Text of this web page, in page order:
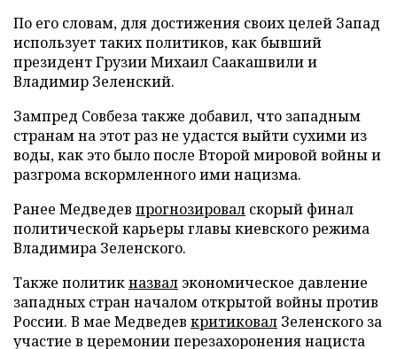
По его словам, для достижения своих целей Запад
использует таких политиков, как бывший
президент Грузии Михаил Саакашвили и
Владимир Зеленский.
Зампред Совбеза также добавил, что западным
странам на этот раз не удастся выйти сухими из
воды, как это было после Второй мировой войны и
разгрома вскормленного ими нацизма.
Ранее Медведев прогнозировал скорый финал
политической карьеры главы киевского режима
Владимира Зеленского.
Также политикназвал экономическое давление
западных стран началом открытой войны против
России. В мае Медведев критиковал Зеленского за
участие в церемонии перезахоронения нациста